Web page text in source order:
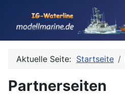
Aktuelle Seite: Startseite
Partnerseiten